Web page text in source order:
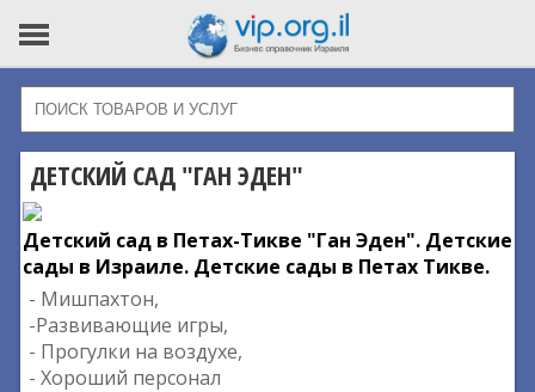
ДЕТСКИЙ САД "ГАН ЭДЕН"
Детский сад в Петах-Тикве "Ган Эден". Детские
сады в Израиле. Детские сады в Петах Тикве.
- Мишпахтон,
-Развивающие игры,
- Прогулки на воздухе,
- Хороший персонал